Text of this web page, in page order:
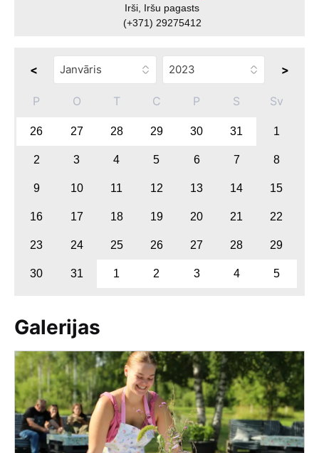
Irši, Iršu pagasts
(+371) 29275412
< >
P O T C P S Sv
26 27 28 29 30 31 1
2 3 4 5 6 7 8
9 10 11 12 13 14 15
16 17 18 19 20 21 22
23 24 25 26 27 28 29
30 31 1 2 3 4 5
Galerijas